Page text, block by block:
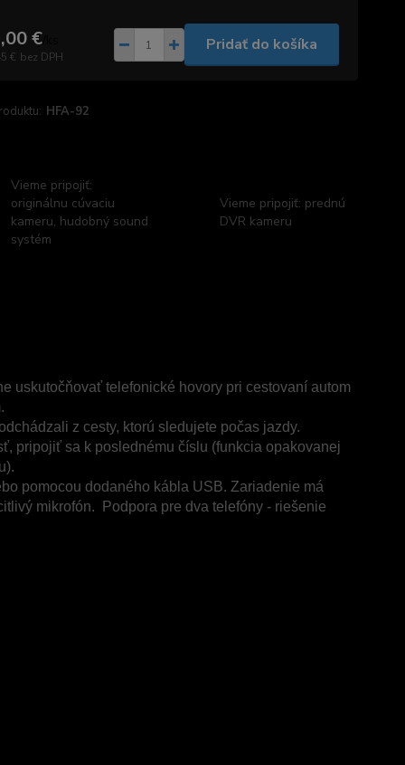
€/
€ bez DPH
Pridať do košíka
HFA-92
Vieme pripojiť:
originálnu cúvaciu
kameru, hudobný sound
systém
Vieme pripojiť: prednú
DVR kameru
uskutočňovať telefonické hovory pri cestovaní autom
z cesty, ktorú sledujete počas jazdy.
pripojiť sa k poslednému číslu (funkcia opakovanej
pomocou dodaného kábla USB. Zariadenie má
mikrofón.
Podpora pre dva telefóny - riešenie